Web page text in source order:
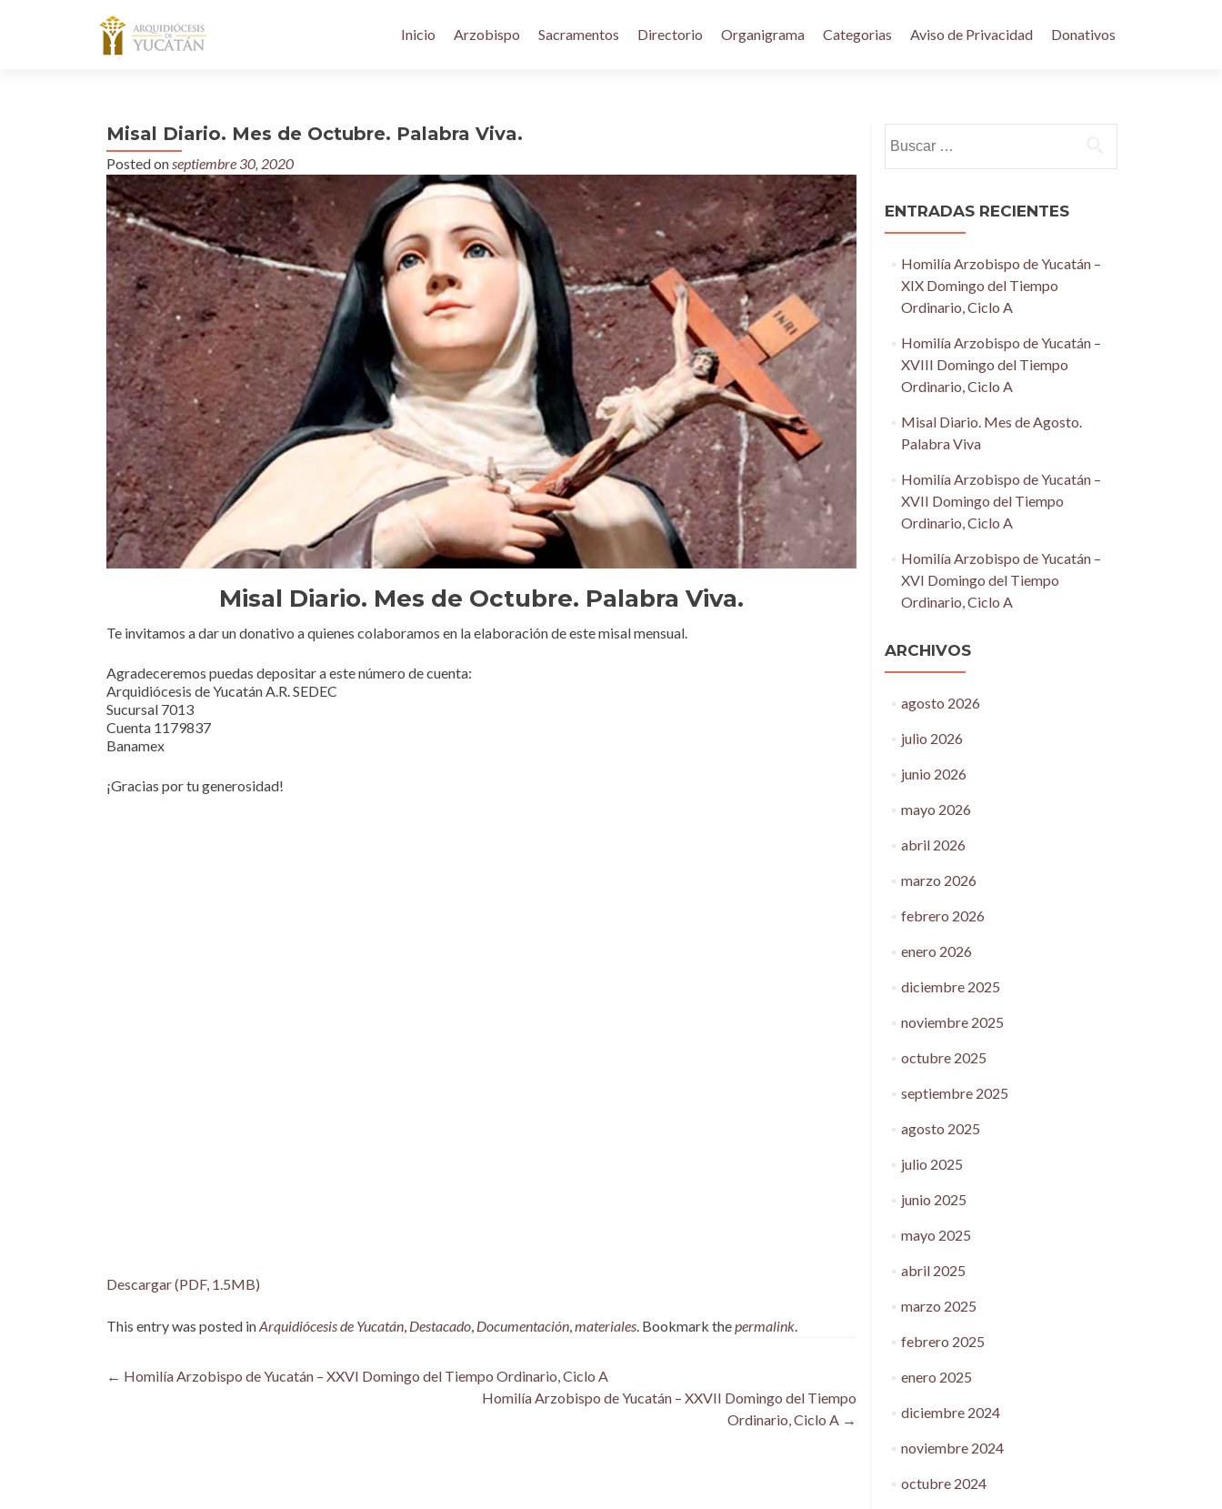
Inicio Arzobispo Sacramentos Directorio Organigrama Categorias Aviso de Privacidad Donativos
Misal Diario. Mes de Octubre. Palabra Viva.
Posted onseptiembre 30, 2020
Misal Diario. Mes de Octubre. Palabra Viva.
Te invitamos a dar un donativo a quienes colaboramos en la elaboración de este misal mensual.
Agradeceremos puedas depositar a este número de cuenta:
Arquidiócesis de Yucatán A.R. SEDEC
Sucursal 7013
Cuenta 1179837
Banamex
¡Gracias por tu generosidad!
Descargar (PDF, 1.5MB)
This entry was posted inArquidiócesis de Yucatán, Destacado, Documentación,materiales. Bookmark thepermalink.
Post
← Homilía Arzobispo de Yucatán – XXVI Domingo del Tiempo Ordinario, Ciclo A
Homilía Arzobispo de Yucatán – XXVII Domingo del Tiempo
Ordinario, Ciclo A →
ENTRADAS RECIENTES
Homilía Arzobispo de Yucatán –
XIX Domingo del Tiempo
Ordinario, Ciclo A
Homilía Arzobispo de Yucatán –
XVIII Domingo del Tiempo
Ordinario, Ciclo A
Misal Diario. Mes de Agosto.
Palabra Viva
Homilía Arzobispo de Yucatán –
XVII Domingo del Tiempo
Ordinario, Ciclo A
Homilía Arzobispo de Yucatán –
XVI Domingo del Tiempo
Ordinario, Ciclo A
ARCHIVOS
agosto 2026
julio 2026
junio 2026
mayo 2026
abril 2026
marzo 2026
febrero 2026
enero 2026
diciembre 2025
noviembre 2025
octubre 2025
septiembre 2025
agosto 2025
julio 2025
junio 2025
mayo 2025
abril 2025
marzo 2025
febrero 2025
enero 2025
diciembre 2024
noviembre 2024
octubre 2024